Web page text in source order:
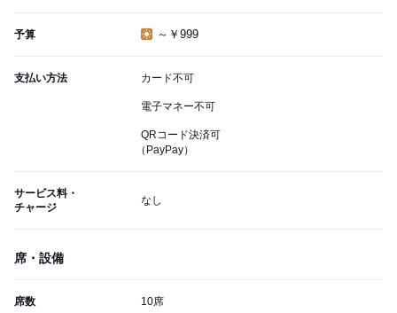
予算 ～￥999
支払い方法 カード不可
電子マネー不可
QRコード決済可
（PayPay）
サービス料・
チャージ
なし
席・設備
席数 10席